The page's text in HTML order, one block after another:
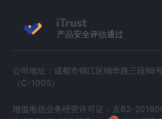
产品安全评估通过
公司地址：成都市锦江区锦华路三段88
（C-1005）
增值电信业务经营许可证：京B2-